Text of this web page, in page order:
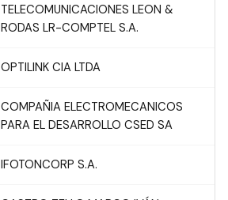
TELECOMUNICACIONES LEON &
RODAS LR-COMPTEL S.A.
OPTILINK CIA LTDA
COMPAÑIA ELECTROMECANICOS
PARA EL DESARROLLO CSED SA
IFOTONCORP S.A.